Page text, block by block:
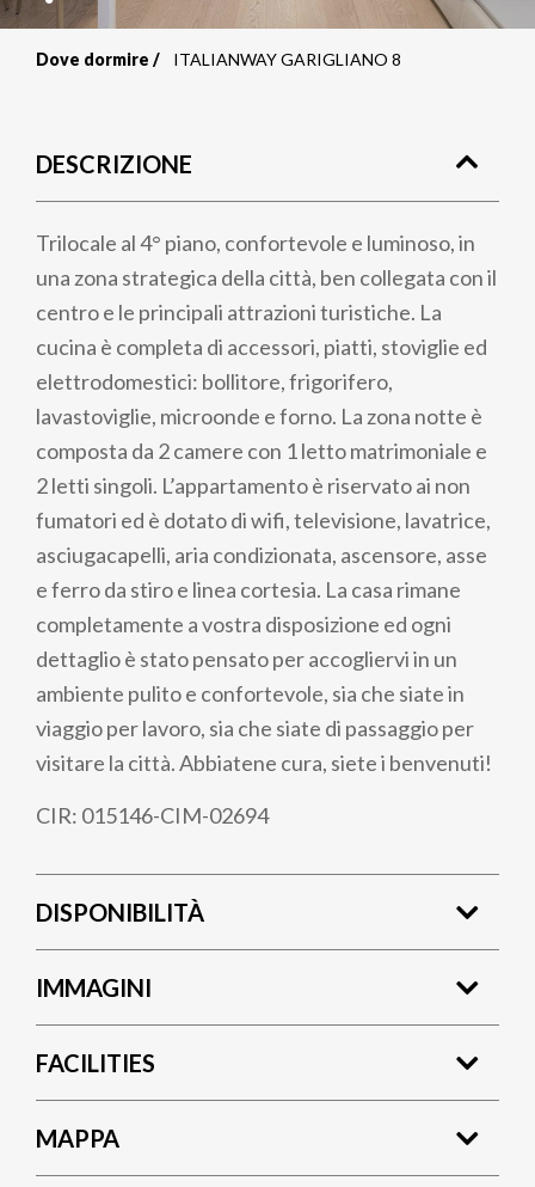
pane
Dove dormire ITALIANWAY GARIGLIANO 8
DESCRIZIONE
Trilocale al 4° piano, confortevole e luminoso, in
una zona strategica della città, ben collegata con il
centro e le principali attrazioni turistiche. La
cucina è completa di accessori, piatti, stoviglie ed
elettrodomestici: bollitore, frigorifero,
lavastoviglie, microonde e forno. La zona notte è
composta da 2 camere con 1 letto matrimoniale e
2 letti singoli. L’appartamento è riservato ai non
fumatori ed è dotato di wifi, televisione, lavatrice,
asciugacapelli, aria condizionata, ascensore, asse
e ferro da stiro e linea cortesia. La casa rimane
completamente a vostra disposizione ed ogni
dettaglio è stato pensato per accogliervi in un
ambiente pulito e confortevole, sia che siate in
viaggio per lavoro, sia che siate di passaggio per
visitare la città. Abbiatene cura, siete i benvenuti!
CIR: 015146-CIM-02694
DISPONIBILITÀ
IMMAGINI
FACILITIES
MAPPA